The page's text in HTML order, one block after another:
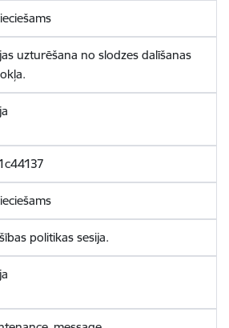
uzturēšana no slodzes dalīšanas
politikas sesija.